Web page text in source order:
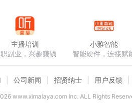
主播培训
副业，兴趣赚钱
小雅智能
智能硬件，连接赋
公司新闻 招贤纳士 用户反馈
www.ximalaya.com lnc. ALL Rights